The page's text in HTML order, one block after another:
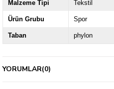
Malzeme Tipi Tekstil
Ürün Grubu Spor
Taban phylon
YORUMLAR(0)